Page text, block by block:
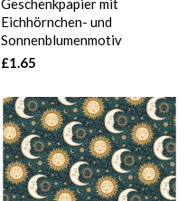
Geschenkpapier mit
Eichhörnchen- und
Sonnenblumenmotiv
£1.65